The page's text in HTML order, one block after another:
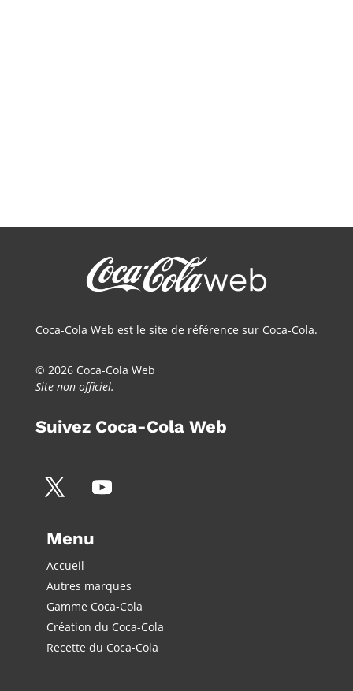
Coca-Cola Web est le site de référence sur Coca-Cola.
© 2026 Coca-Cola Web
Site non officiel.
Suivez Coca-Cola Web
Menu
Accueil
Autres marques
Gamme Coca-Cola
Création du Coca-Cola
Recette du Coca-Cola